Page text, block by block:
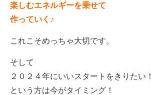
楽しむエネルギーを乗せて
作っていく ♪
これこそめっちゃ大切です。
そして
２０２４年にいいスタートをきりたい！
という方は今がタイミング！